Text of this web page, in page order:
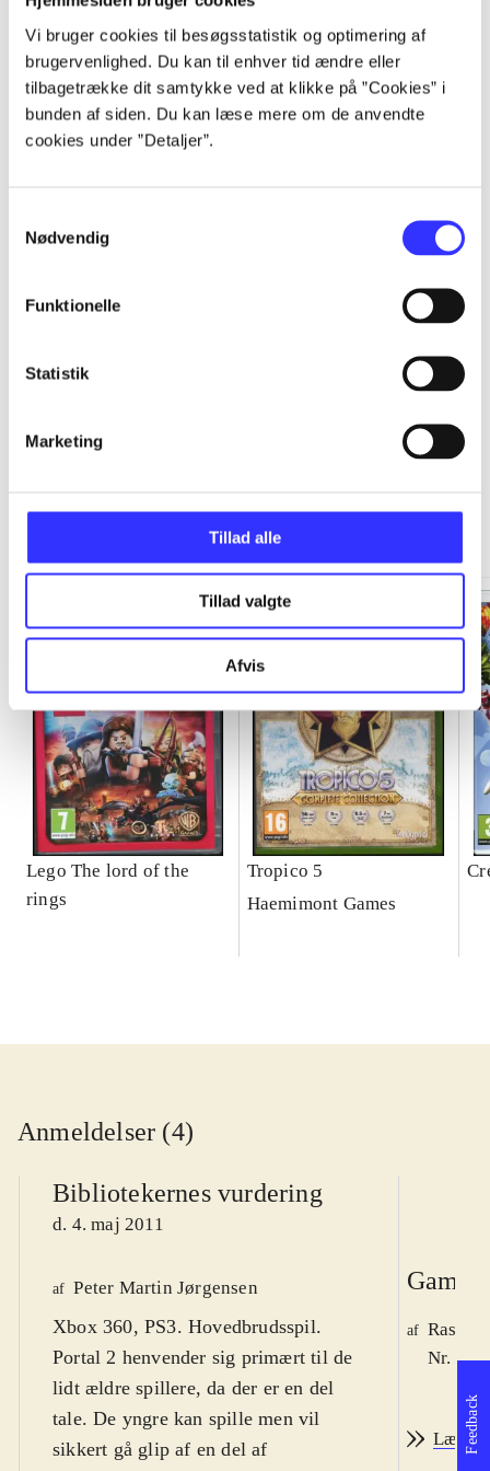
Vi bruger cookies til besøgsstatistik og optimering af
brugervenlighed. Du kan til enhver tid ændre eller
tilbagetrække dit samtykke ved at klikke på ”Cookies” i
bunden af siden. Du kan læse mere om de anvendte
cookies under ”Detaljer”.
Nødvendig
Funktionelle
Statistik
Marketing
Tillad alle
Tillad valgte
Afvis
Alle registrerede artikler fordelt på udgivelser
...
...
Lego The lord of the
rings
Tropico 5
Haemimont Games
Anmeldelser (4)
Bibliotekernes vurdering
d. 4. maj 2011
af Peter Martin Jørgensen
Xbox 360, PS3. Hovedbrudsspil.
Portal 2 henvender sig primært til de
lidt ældre spillere, da der er en del
tale. De yngre kan spille men vil
sikkert gå glip af en del af
Game
af
Nr.
LæsFeedback